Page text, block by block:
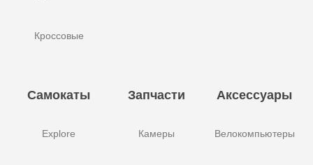
Кроссовые
Самокаты
Explore
Запчасти
Камеры
Аксессуары
Велокомпьютеры